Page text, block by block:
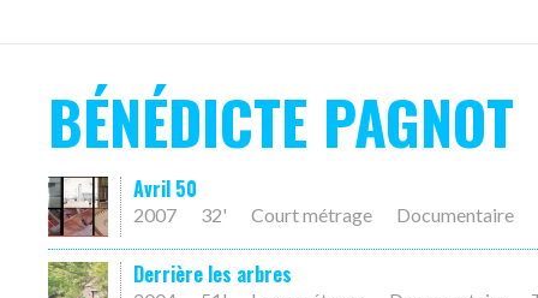
BÉNÉDICTE PAGNOT
Avril 50
2007 32' Court métrage Documentaire
Derrière les arbres